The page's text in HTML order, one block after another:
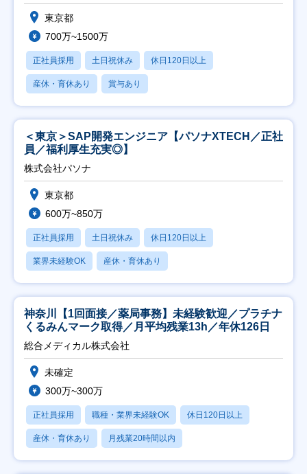
東京都
700万~1500万
正社員採用 土日祝休み 休日120日以上
産休・育休あり 賞与あり
＜東京＞SAP開発エンジニア【パソナXTECH／正社
員／福利厚生充実◎】
株式会社パソナ
東京都
600万~850万
正社員採用 土日祝休み 休日120日以上
業界未経験OK 産休・育休あり
神奈川【1回面接／薬局事務】未経験歓迎／プラチナ
くるみんマーク取得／月平均残業13h／年休126日
総合メディカル株式会社
未確定
300万~300万
正社員採用 職種・業界未経験OK 休日120日以上
産休・育休あり 月残業20時間以内